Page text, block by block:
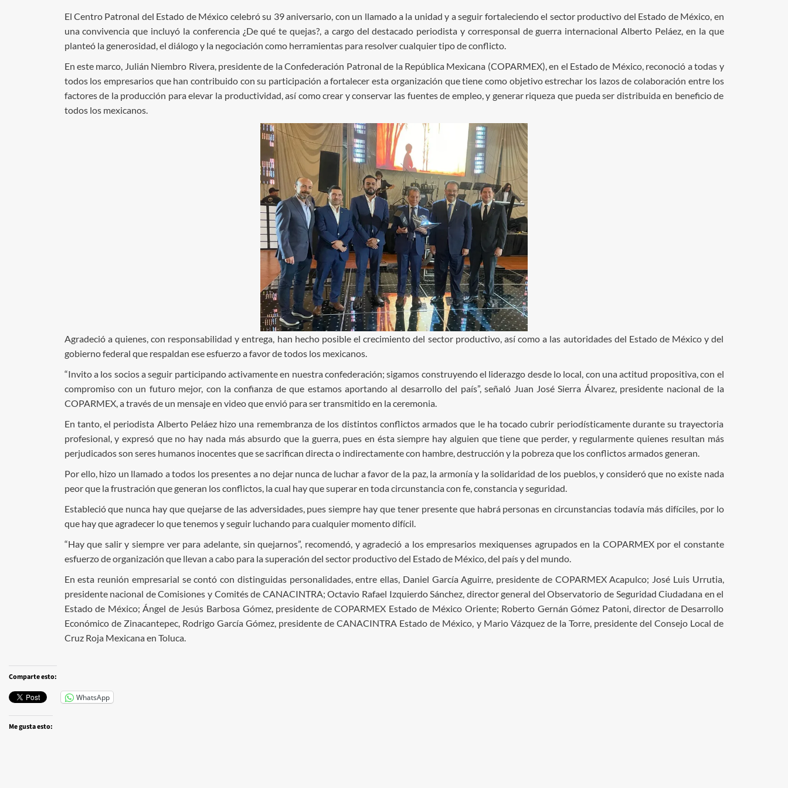
El Centro Patronal del Estado de México celebró su 39 aniversario, con un llamado a la unidad y a seguir fortaleciendo el sector productivo del Estado de México, en
una convivencia que incluyó la conferencia ¿De qué te quejas?, a cargo del destacado periodista y corresponsal de guerra internacional Alberto Peláez, en la que
planteó la generosidad, el diálogo y la negociación como herramientas para resolver cualquier tipo de conflicto.
En este marco, Julián Niembro Rivera, presidente de la Confederación Patronal de la República Mexicana (COPARMEX), en el Estado de México, reconoció a todas y
todos los empresarios que han contribuido con su participación a fortalecer esta organización que tiene como objetivo estrechar los lazos de colaboración entre los
factores de la producción para elevar la productividad, así como crear y conservar las fuentes de empleo, y generar riqueza que pueda ser distribuida en beneficio de
todos los mexicanos.
Agradeció a quienes, con responsabilidad y entrega, han hecho posible el crecimiento del sector productivo, así como a las autoridades del Estado de México y del
gobierno federal que respaldan ese esfuerzo a favor de todos los mexicanos.
“Invito a los socios a seguir participando activamente en nuestra confederación; sigamos construyendo el liderazgo desde lo local, con una actitud propositiva, con el
compromiso con un futuro mejor, con la confianza de que estamos aportando al desarrollo del país”, señaló Juan José Sierra Álvarez, presidente nacional de la
COPARMEX, a través de un mensaje en video que envió para ser transmitido en la ceremonia.
En tanto, el periodista Alberto Peláez hizo una remembranza de los distintos conflictos armados que le ha tocado cubrir periodísticamente durante su trayectoria
profesional, y expresó que no hay nada más absurdo que la guerra, pues en ésta siempre hay alguien que tiene que perder, y regularmente quienes resultan más
perjudicados son seres humanos inocentes que se sacrifican directa o indirectamente con hambre, destrucción y la pobreza que los conflictos armados generan.
Por ello, hizo un llamado a todos los presentes a no dejar nunca de luchar a favor de la paz, la armonía y la solidaridad de los pueblos, y consideró que no existe nada
peor que la frustración que generan los conflictos, la cual hay que superar en toda circunstancia con fe, constancia y seguridad.
Estableció que nunca hay que quejarse de las adversidades, pues siempre hay que tener presente que habrá personas en circunstancias todavía más difíciles, por lo
que hay que agradecer lo que tenemos y seguir luchando para cualquier momento difícil.
“Hay que salir y siempre ver para adelante, sin quejarnos”, recomendó, y agradeció a los empresarios mexiquenses agrupados en la COPARMEX por el constante
esfuerzo de organización que llevan a cabo para la superación del sector productivo del Estado de México, del país y del mundo.
En esta reunión empresarial se contó con distinguidas personalidades, entre ellas, Daniel García Aguirre, presidente de COPARMEX Acapulco; José Luis Urrutia,
presidente nacional de Comisiones y Comités de CANACINTRA; Octavio Rafael Izquierdo Sánchez, director general del Observatorio de Seguridad Ciudadana en el
Estado de México; Ángel de Jesús Barbosa Gómez, presidente de COPARMEX Estado de México Oriente; Roberto Gernán Gómez Patoni, director de Desarrollo
Económico de Zinacantepec, Rodrigo García Gómez, presidente de CANACINTRA Estado de México, y Mario Vázquez de la Torre, presidente del Consejo Local de
Cruz Roja Mexicana en Toluca.
Comparte esto:
WhatsApp
Me gusta esto: